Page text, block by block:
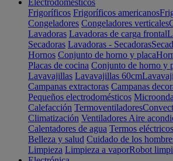
Electrodomésticos
Frigoríficos Frigoríficos americanos
Congeladores Congeladores verticales
Lavadoras Lavadoras de carga frontal
Secadoras Lavadoras - Secadoras
Hornos Conjunto de horno y placa
Placas de cocina Conjunto de horno y
Lavavajillas Lavavajillas 60cm
Campanas extractoras Campanas
Pequeños electrodomésticos
Calefacción Termoventiladores
Climatización Ventiladores Aire
Calentadores de agua Termos eléctricos
Belleza y salud Cuidado de los
Limpieza Limpieza a vaporRobot